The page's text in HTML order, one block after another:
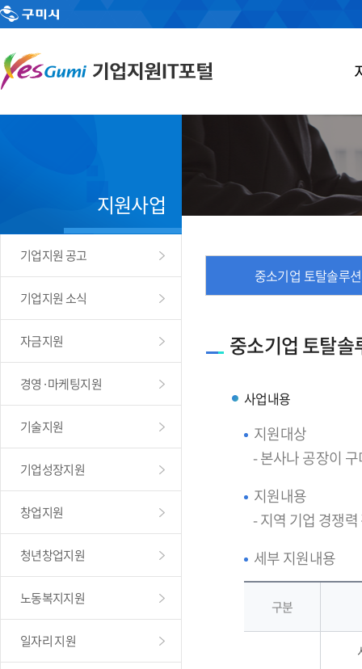
지원사업
기업지원 공고
기업지원 소식
자금지원
경영·마케팅지원
기술지원
기업성장지원
창업지원
청년창업지원
노동복지지원
일자리 지원
중소기업 토탈솔루
중소기업 토탈솔
사업내용
지원대상
- 본사나 공장이
지원내용
- 지역 기업 경쟁
세부 지원내용
구분